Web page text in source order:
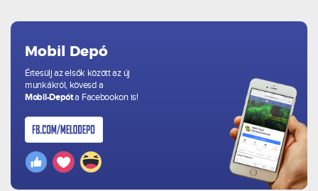
Mobil Depó
Értesülj az elsők között az új
munkákról, kövesd a
Mobil-Depóta Facebookon is!